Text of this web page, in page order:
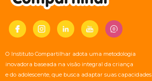
O Instituto Compartilhar adota uma metodologia
inovadora baseada na visão integral da criança
e do adolescente, que busca adaptar suas capacidades